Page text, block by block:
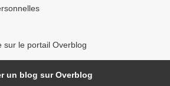
sur le portail Overblog
un blog sur Overblog